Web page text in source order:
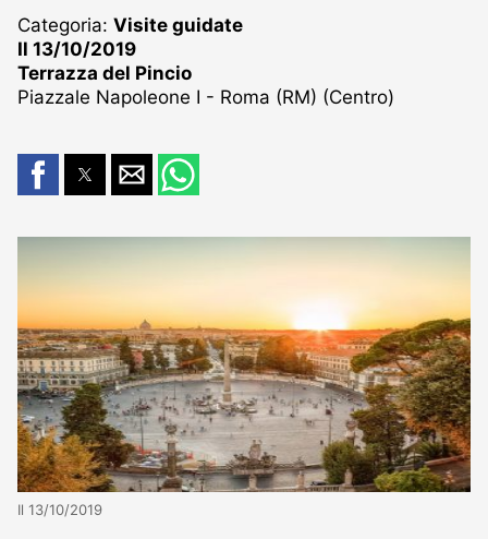
Categoria: Visite guidate
Il 13/10/2019
Terrazza del Pincio
Piazzale Napoleone I - Roma (RM) (Centro)
Il 13/10/2019